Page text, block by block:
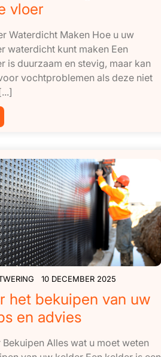
vloer
Waterdicht Maken Hoe u uw
waterdicht kunt maken Een
is duurzaam en stevig, maar kan
vochtproblemen als deze niet
10 DECEMBER 2025
het bekuipen van uw
en advies
Alles wat u moet weten